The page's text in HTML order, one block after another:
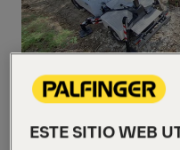
P 130 A
Altura de trabajo
ESTE SITIO WEB